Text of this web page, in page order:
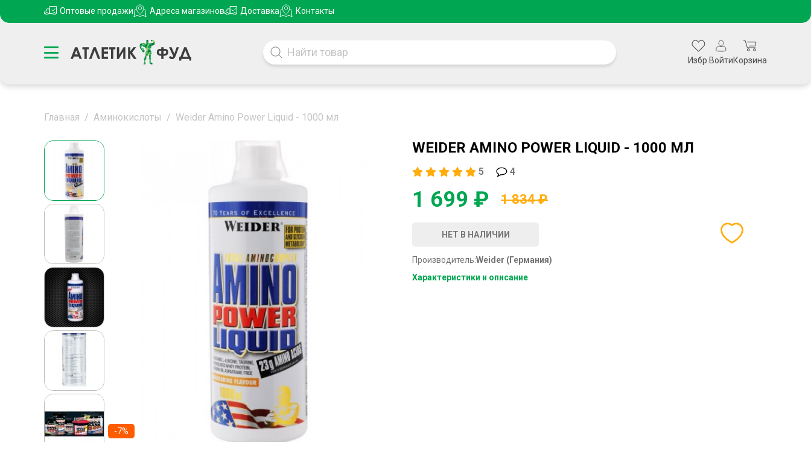
Оптовые продажи Адреса магазинов Доставка Контакты
Избр. ВойтиКорзина
Главная / Аминокислоты / Weider Amino Power Liquid - 1000 мл
-7%
WEIDER AMINO POWER LIQUID - 1000 МЛ
5 4
1 699 ₽ 1 834 ₽
НЕТ В НАЛИЧИИ
Производитель:Weider (Германия)
Характеристики и описание